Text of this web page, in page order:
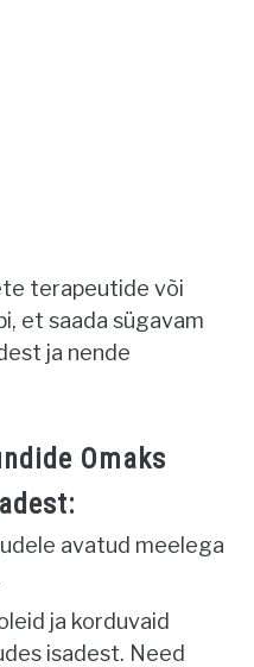
terapeutide või
et saada sügavam
ja nende
Omaks
avatud meelega
ja korduvaid
isadest. Need